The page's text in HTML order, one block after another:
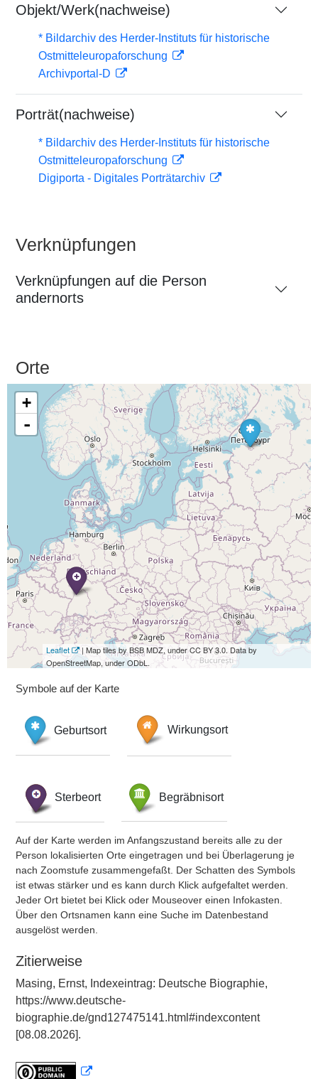
Objekt/Werk(nachweise)
* Bildarchiv des Herder-Instituts für historische
Ostmitteleuropaforschung
Archivportal-D
Porträt(nachweise)
* Bildarchiv des Herder-Instituts für historische
Ostmitteleuropaforschung
Digiporta - Digitales Porträtarchiv
Verknüpfungen
Verknüpfungen auf die Person
andernorts
Orte
+
-
Leaflet
| Map tiles by BSB MDZ, under CC BY 3.0. Data by
OpenStreetMap, under ODbL.
Symbole auf der Karte
Geburtsort Wirkungsort
Sterbeort Begräbnisort
Auf der Karte werden im Anfangszustand bereits alle zu der
Person lokalisierten Orte eingetragen und bei Überlagerung je
nach Zoomstufe zusammengefaßt. Der Schatten des Symbols
ist etwas stärker und es kann durch Klick aufgefaltet werden.
Jeder Ort bietet bei Klick oder Mouseover einen Infokasten.
Über den Ortsnamen kann eine Suche im Datenbestand
ausgelöst werden.
Zitierweise
Masing, Ernst, Indexeintrag: Deutsche Biographie,
https://www.deutsche-
biographie.de/gnd127475141.html#indexcontent
[08.08.2026].